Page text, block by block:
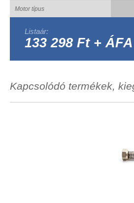
Motor típus
Listaár:
133 298 Ft + ÁFA
Kapcsolódó termékek,